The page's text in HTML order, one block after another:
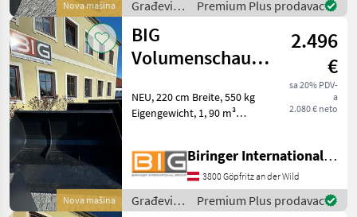
Nova mašina
Građevinski
strojevi /
BIG
Premium Plus prodavac
Nova mašina
BIG
Volumenschaufel
Merlo ZM2
Aufnahm
2.496
€
sa 20% PDV-
a
2.080 € neto
NEU, 220 cm Breite, 550 kg
Eigengewicht, 1, 90 m³
strojevi Lopate i kante
Biringer International GmbH
3800 Göpfritz an der Wild
Građevinski
Premium Plus prodavac